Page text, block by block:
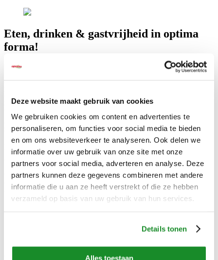
Deze website maakt gebruik van cookies
We gebruiken cookies om content en advertenties te
personaliseren, om functies voor social media te bieden
en om ons websiteverkeer te analyseren. Ook delen we
informatie over uw gebruik van onze site met onze
partners voor social media, adverteren en analyse. Deze
partners kunnen deze gegevens combineren met andere
informatie die u aan ze heeft verstrekt of die ze hebben
verzameld op basis van uw gebruik van hun services.
Details tonen
Alles toestaan
Eten, drinken & gastvrijheid in optima
forma!
Het ontzorgingsconcept maakt het mogelijk om met minimale
is. Zo biedt apetito naast food, boodschappenservice en
gastvrijheidstrainingen en inrichtingsadvies voor keuken en
restaurant.
Bekijk via onderstaande links onze brochures over ons concept
afgestemd op de specifieke zorg.
Voorkleinschalig wonen
Voor deintramurale maaltijdvoorziening
extramurale maaltijdvoorziening
Wij vinden dat u zich volledig moet kunnen richten op goede